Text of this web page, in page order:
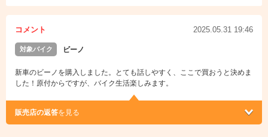
コメント 2025.05.31 19:46
対象バイク ビーノ
新車のビーノを購入しました。とても話しやすく、ここで買おうと決めま
した！原付からですが、バイク生活楽しみます。
販売店の返答を見る